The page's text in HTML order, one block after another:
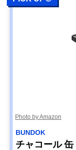
Photo by Amazon
BUNDOK
チャコール 缶